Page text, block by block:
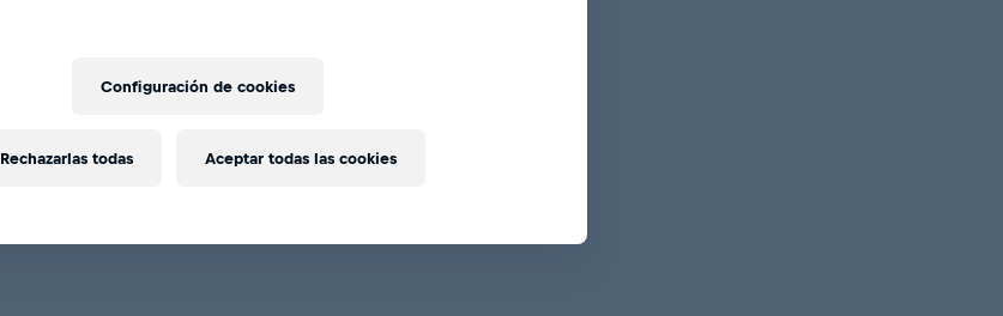
Configuración de cookies
Rechazarlas todas Aceptar todas las cookies